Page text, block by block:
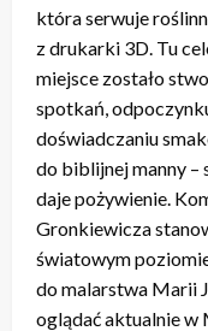
która serwuje
z drukarki 3D. Tu
miejsce zostało
spotkań,
doświadczaniu
do biblijnej manny –
daje pożywienie.
Gronkiewicza
światowym
do malarstwa Marii
oglądać aktualnie